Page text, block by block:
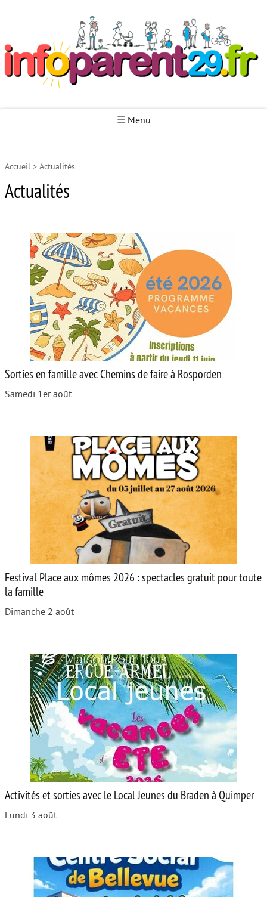
☰ Menu
Autour de l’enfance
Autour de la jeunesse
Autour de l’école
Protéger les enfants
Face au handicap
Face au deuil
Place aux grands-parents
Accueil > Actualités
Actualités
Sorties en famille avec Chemins de faire à Rosporden
Samedi 1er août
Festival Place aux mômes 2026 : spectacles gratuit pour toute
la famille
Dimanche 2 août
Activités et sorties avec le Local Jeunes du Braden à Quimper
Lundi 3 août